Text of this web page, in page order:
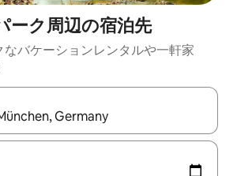
ーク⁠周⁠辺⁠の宿⁠泊⁠先
バ⁠ケ⁠ー⁠シ⁠ョ⁠ンレ⁠ン⁠タ⁠ルや一⁠軒⁠家
たら、上下の矢印キーを使って移動するか